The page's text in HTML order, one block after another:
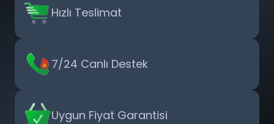
Hızlı Teslimat
7/24 Canlı Destek
Uygun Fiyat Garantisi